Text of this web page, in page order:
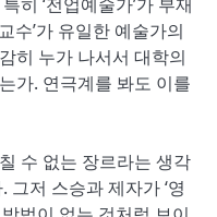
수’가 유일한 예술가의
히 누가 나서서 대학의
가. 연극계를 봐도 이를
수 없는 장르라는 생각
저 스승과 제자가 ‘영